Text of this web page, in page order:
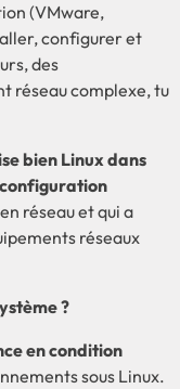
(VMware,
configurer et
des
réseau complexe, tu
bien Linux dans
réseau et qui a
réseaux
?
en condition
sous Linux.